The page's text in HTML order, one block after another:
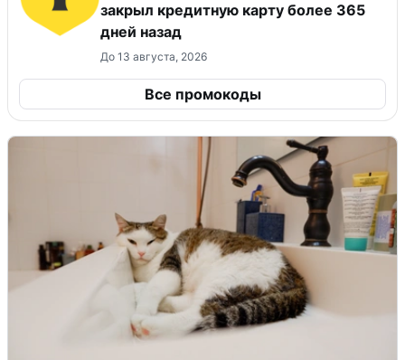
закрыл кредитную карту более 365
дней назад
До 13 августа, 2026
Все промокоды